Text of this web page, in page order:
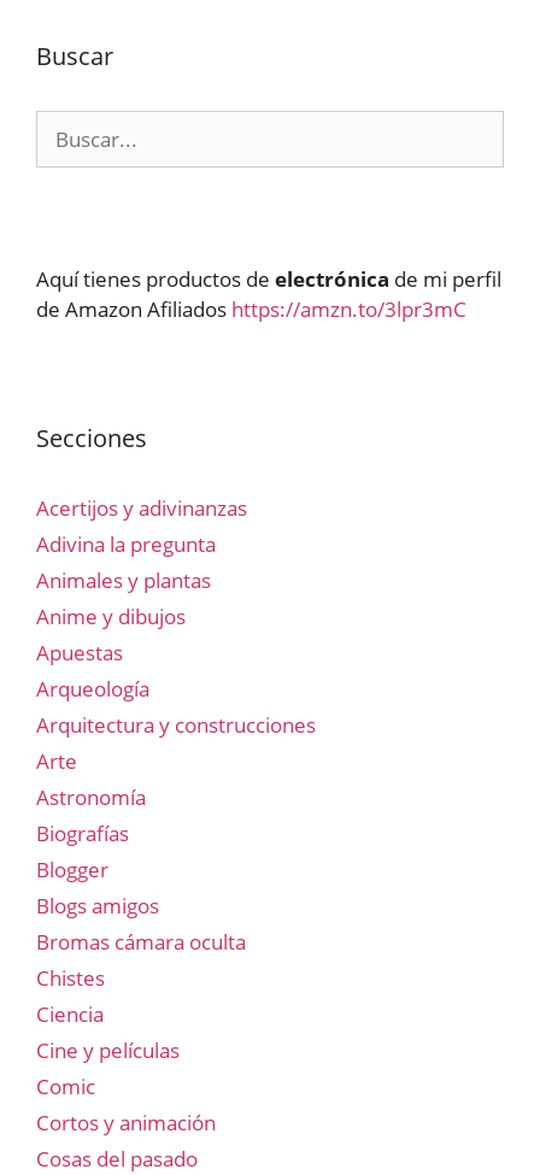
Buscar
Aquí tienes productos de electrónica de mi perfil
de Amazon Afiliados https://amzn.to/3lpr3mC
Secciones
Acertijos y adivinanzas
Adivina la pregunta
Animales y plantas
Anime y dibujos
Apuestas
Arqueología
Arquitectura y construcciones
Arte
Astronomía
Biografías
Blogger
Blogs amigos
Bromas cámara oculta
Chistes
Ciencia
Cine y películas
Comic
Cortos y animación
Cosas del pasado